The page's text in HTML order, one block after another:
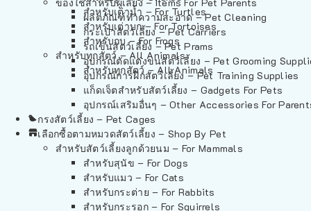
ผลิตภัณฑ์ทำความสะอาด – Pet Cleaning
กระเป๋าสัตว์เลี้ยง – Pet Carriers
รถเข็นสัตว์เลี้ยง – Pet Prams
อุปกรณ์ตัดแต่งขนสัตว์เลี้ยง – Pet Grooming
อุปกรณ์การฝึกสัตว์เลี้ยง – Pet Training Supplies
แก็ดเจ็ตสำหรับสัตว์เลี้ยง – Gadgets For Pets
อุปกรณ์เสริมอื่นๆ – Other Accessories For
กรงสัตว์เลี้ยง – Pet Cages
เลือกซื้อตามหมวดสัตว์เลี้ยง – Shop By Pet
สำหรับสัตว์เลี้ยงลูกด้วยนม – For Mammals
สำหรับสุนัข – For Dogs
สำหรับแมว – For Cats
สำหรับกระต่าย – For Rabbits
สำหรับกระรอก – For Squirrels
สำหรับเต่าน้ำ – For Turtles
สำหรับเต่าบก – For Tortoises
สำหรับกบ – For Frogs
สำหรับทุกสัตว์ – All Animals
สำหรับทุกสัตว์ – All Animals